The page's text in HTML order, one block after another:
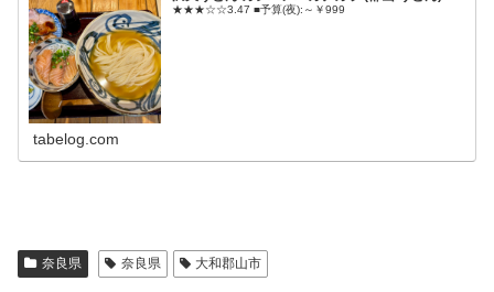
★★★☆☆3.47 ■予算(夜):～￥999
tabelog.com
奈良県 奈良県 大和郡山市